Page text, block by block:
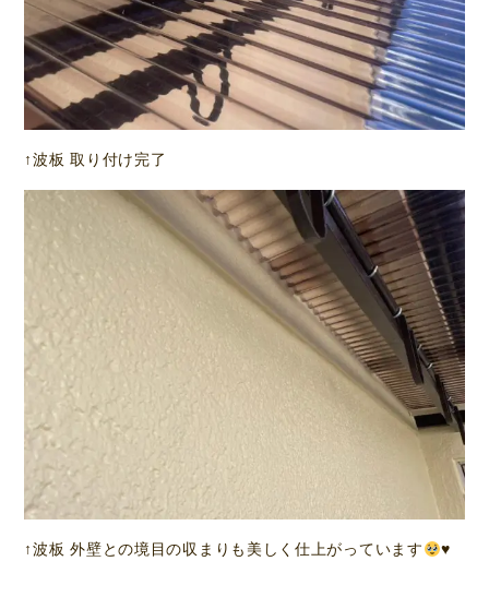
↑波板 取り付け完了
↑波板 外壁との境目の収まりも美しく仕上がっています ♥️